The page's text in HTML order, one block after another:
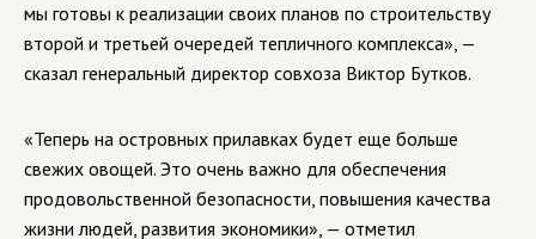
мы готовы к реализации своих планов по строительству
второй и третьей очередей тепличного комплекса», —
сказал генеральный директор совхоза Виктор Бутков.
«Теперь на островных прилавках будет еще больше
свежих овощей. Это очень важно для обеспечения
продовольственной безопасности, повышения качества
жизни людей, развития экономики», — отметил